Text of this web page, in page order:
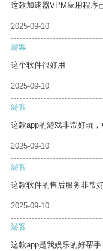
这款加速器VPM应用程序
2025-09-10
游客
这个软件很好用
2025-09-10
游客
这款app的游戏非常好玩，
2025-09-10
游客
这款软件的售后服务非常
2025-09-10
游客
这款app是我娱乐的好帮